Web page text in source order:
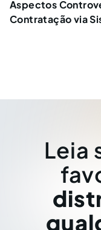
Aspectos
Contratação via
Leia